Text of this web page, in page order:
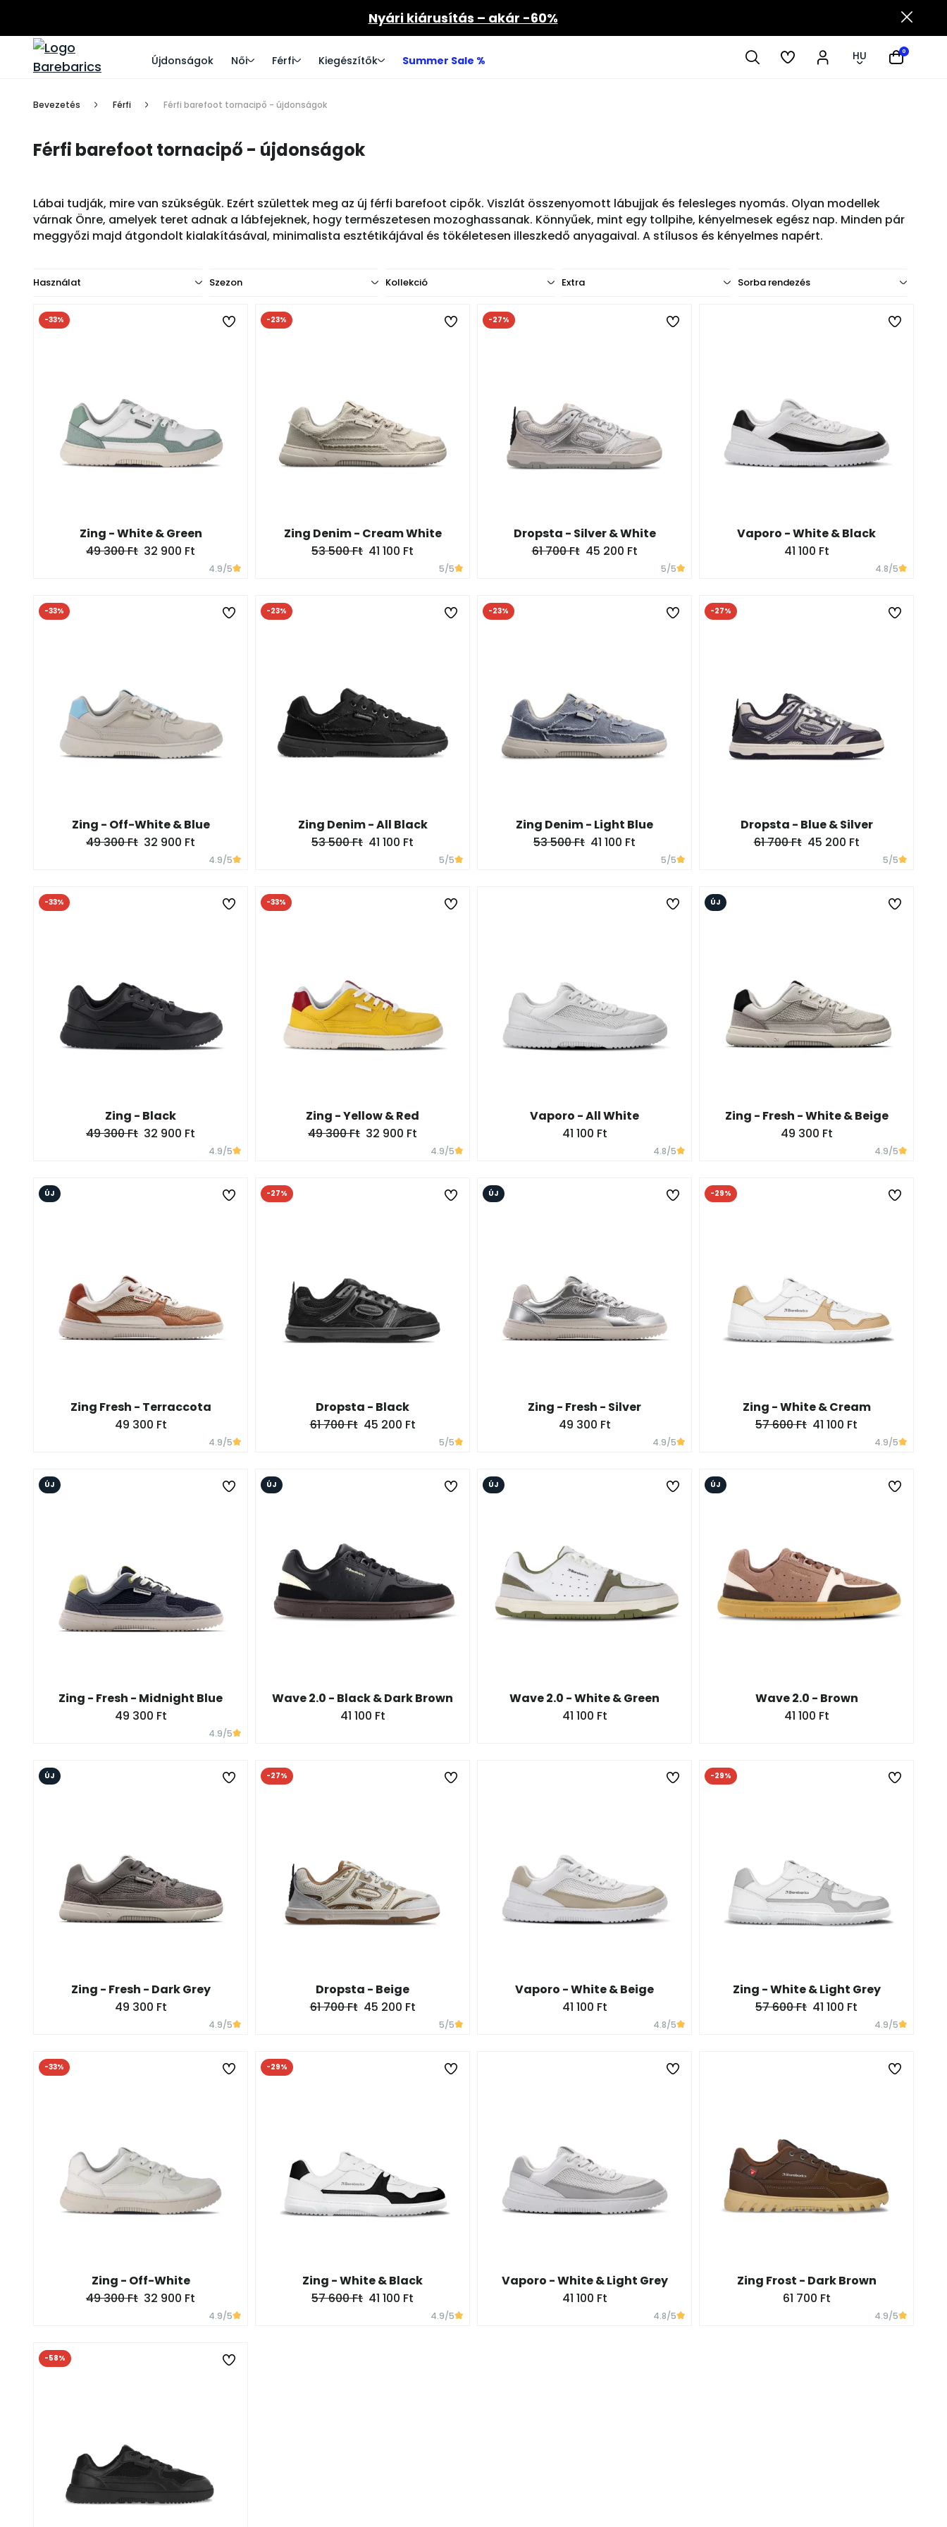
Nyári kiárusítás – akár -60%
Újdonságok Női Férfi Kiegészítők Summer Sale % HU 0
Bevezetés Férfi Férfi barefoot tornacipő - újdonságok
Férfi barefoot tornacipő - újdonságok
Lábai tudják, mire van szükségük. Ezért születtek meg az új férfi barefoot cipők. Viszlát összenyomott lábujjak és felesleges nyomás. Olyan modellek
várnak Önre, amelyek teret adnak a lábfejeknek, hogy természetesen mozoghassanak. Könnyűek, mint egy tollpihe, kényelmesek egész nap. Minden pár
meggyőzi majd átgondolt kialakításával, minimalista esztétikájával és tökéletesen illeszkedő anyagaival. A stílusos és kényelmes napért.
Használat Szezon Kollekció Extra Sorba rendezés
-33%
Zing - White & Green
49 300 Ft 32 900 Ft
4.9/5
-23%
Zing Denim - Cream White
53 500 Ft 41 100 Ft
5/5
-27%
Dropsta - Silver & White
61 700 Ft 45 200 Ft
5/5
Vaporo - White & Black
41 100 Ft
4.8/5
-33%
Zing - Off-White & Blue
49 300 Ft 32 900 Ft
4.9/5
-23%
Zing Denim - All Black
53 500 Ft 41 100 Ft
5/5
-23%
Zing Denim - Light Blue
53 500 Ft 41 100 Ft
5/5
-27%
Dropsta - Blue & Silver
61 700 Ft 45 200 Ft
5/5
-33%
Zing - Black
49 300 Ft 32 900 Ft
4.9/5
-33%
Zing - Yellow & Red
49 300 Ft 32 900 Ft
4.9/5
Vaporo - All White
41 100 Ft
4.8/5
ÚJ
Zing - Fresh - White & Beige
49 300 Ft
4.9/5
ÚJ
Zing Fresh - Terraccota
49 300 Ft
4.9/5
-27%
Dropsta - Black
61 700 Ft 45 200 Ft
5/5
ÚJ
Zing - Fresh - Silver
49 300 Ft
4.9/5
-29%
Zing - White & Cream
57 600 Ft 41 100 Ft
4.9/5
ÚJ
Zing - Fresh - Midnight Blue
49 300 Ft
4.9/5
ÚJ
Wave 2.0 - Black & Dark Brown
41 100 Ft
ÚJ
Wave 2.0 - White & Green
41 100 Ft
ÚJ
Wave 2.0 - Brown
41 100 Ft
ÚJ
Zing - Fresh - Dark Grey
49 300 Ft
4.9/5
-27%
Dropsta - Beige
61 700 Ft 45 200 Ft
5/5
Vaporo - White & Beige
41 100 Ft
4.8/5
-29%
Zing - White & Light Grey
57 600 Ft 41 100 Ft
4.9/5
-33%
Zing - Off-White
49 300 Ft 32 900 Ft
4.9/5
-29%
Zing - White & Black
57 600 Ft 41 100 Ft
4.9/5
Vaporo - White & Light Grey
41 100 Ft
4.8/5
Zing Frost - Dark Brown
61 700 Ft
4.9/5
-58%